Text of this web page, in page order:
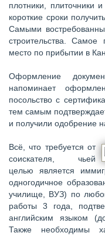
плотники, плиточники
короткие сроки
Самыми
строительства. Самое
место по прибытии в
Оформление
напоминает
посольство с
тем самым
и получили одобрение
Всё, что требуется от
соискателя, чьей
целью является
одногодичное
училище, ВУЗ) по
работы 3 года,
английским языком
Также необходимы